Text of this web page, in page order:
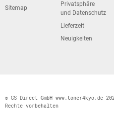
Sitemap
Privatsphäre
und Datenschutz
Lieferzeit
Neuigkeiten
© GS Direct GmbH www.toner4kyo.de
Rechte vorbehalten